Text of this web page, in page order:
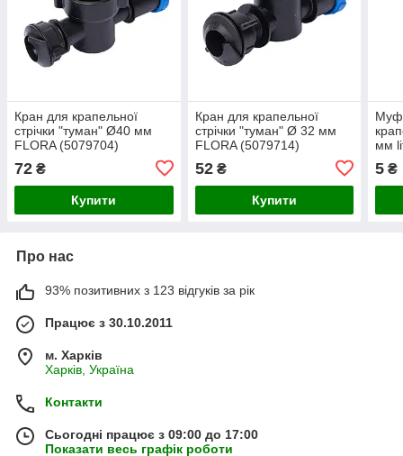
Кран для крапельної
стрічки "туман" Ø40 мм
FLORA (5079704)
72 ₴
Купити
Кран для крапельної
стрічки "туман" Ø 32 мм
FLORA (5079714)
52₴
Купити
мм
5 ₴
Про нас
93% позитивних з 123 відгуків за рік
Працює з 30.10.2011
м. Харків
Харків, Україна
Контакти
Сьогодні працює з 09:00 до 17:00
Показати весь графік роботи